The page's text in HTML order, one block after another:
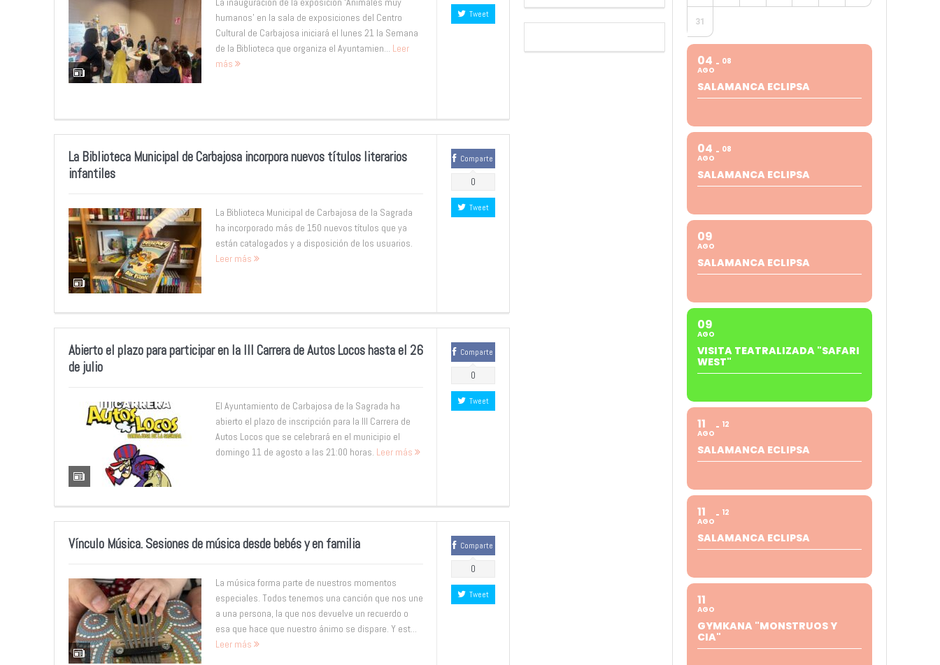
humanos’ en la sala de exposiciones del Centro
Cultural de Carbajosa iniciará el lunes 21 la Semana
de la Biblioteca que organiza el Ayuntamien... Leer
más
Tweet
La Biblioteca Municipal de Carbajosa incorpora nuevos títulos literarios
infantiles
La Biblioteca Municipal de Carbajosa de la Sagrada
ha incorporado más de 150 nuevos títulos que ya
están catalogados y a disposición de los usuarios.
Leer más
Comparte
0
Tweet
Abierto el plazo para participar en la III Carrera de Autos Locos hasta el 26
de julio
El Ayuntamiento de Carbajosa de la Sagrada ha
abierto el plazo de inscripción para la III Carrera de
Autos Locos que se celebrará en el municipio el
domingo 11 de agosto a las 21:00 horas. Leer más
Comparte
0
Tweet
Vínculo Música. Sesiones de música desde bebés y en familia
La música forma parte de nuestros momentos
especiales. Todos tenemos una canción que nos une
a una persona, la que nos devuelve un recuerdo o
esa que hace que nuestro ánimo se dispare. Y est...
Leer más
Comparte
0
Tweet
31
04
AGO
08
SALAMANCA ECLIPSA
04
AGO
08
SALAMANCA ECLIPSA
09
AGO
SALAMANCA ECLIPSA
09
AGO
VISITA TEATRALIZADA "SAFARI
WEST"
11
AGO
12
SALAMANCA ECLIPSA
11
AGO
12
SALAMANCA ECLIPSA
11
AGO
GYMKANA "MONSTRUOS Y
CIA"